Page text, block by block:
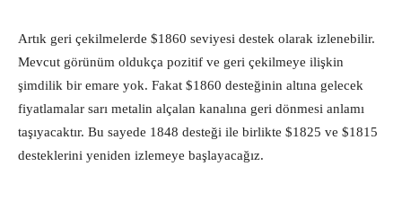
Artık geri çekilmelerde $1860 seviyesi destek olarak izlenebilir.
Mevcut görünüm oldukça pozitif ve geri çekilmeye ilişkin
şimdilik bir emare yok. Fakat $1860 desteğinin altına gelecek
fiyatlamalar sarı metalin alçalan kanalına geri dönmesi anlamı
taşıyacaktır. Bu sayede 1848 desteği ile birlikte $1825 ve $1815
desteklerini yeniden izlemeye başlayacağız.